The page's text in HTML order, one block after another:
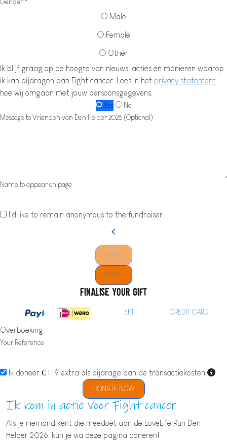
Male
Female
Other
Ik blijf graag op de hoogte van nieuws, acties en manieren waarop
ik kan bijdragen aan Fight cancer. Lees in het privacy statement
hoe wij omgaan met jouw persoonsgegevens.
Yes
No
Message to Vrienden van Den Helder 2026 (Optional)
Name to appear on page
I'd like to remain anonymous to the fundraiser
chevron_left
NEXT
NEXT
Finalise your gift
EFT CREDIT CARD
Overboeking
Your Reference
Ik doneer € 1.19 extra als bijdrage aan de transactiekosten
DONATE NOW
Ik kom in actie voor Fight cancer
Als je niemand kent die meedoet aan de LoveLife Run Den
Helder 2026, kun je via deze pagina doneren!